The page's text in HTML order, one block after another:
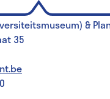
&
35